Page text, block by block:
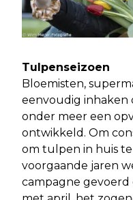
Tulpenseizoen
Bloemisten,
eenvoudig inhaken
onder meer een
ontwikkeld. Om
om tulpen in huis
voorgaande jaren
campagne